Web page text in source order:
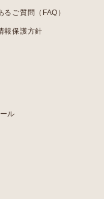
るご質問（FAQ）
報保護方針
ル